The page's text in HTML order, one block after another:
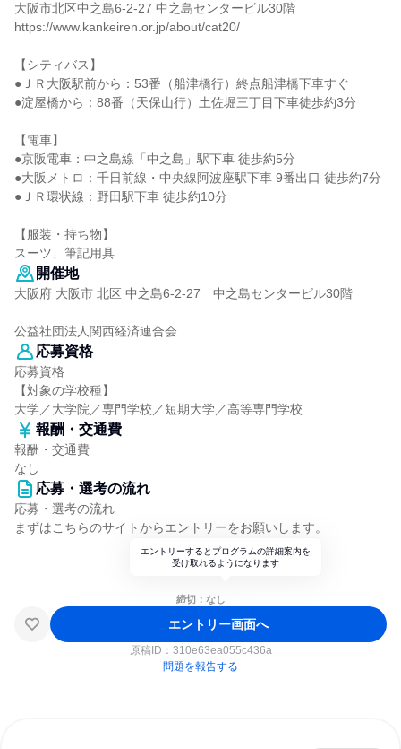
大阪市北区中之島6-2-27 中之島センタービル30階
https://www.kankeiren.or.jp/about/cat20/
【シティバス】
●ＪＲ大阪駅前から：53番（船津橋行）終点船津橋下車すぐ
●淀屋橋から：88番（天保山行）土佐堀三丁目下車徒歩約3分
【電車】
●京阪電車：中之島線「中之島」駅下車 徒歩約5分
●大阪メトロ：千日前線・中央線阿波座駅下車 9番出口 徒歩約7分
●ＪＲ環状線：野田駅下車 徒歩約10分
【服装・持ち物】
スーツ、筆記用具
開催地
大阪府 大阪市 北区 中之島6-2-27 中之島センタービル30階
公益社団法人関西経済連合会
応募資格
応募資格
【対象の学校種】
大学／大学院／専門学校／短期大学／高等専門学校
報酬・交通費
報酬・交通費
なし
応募・選考の流れ
応募・選考の流れ
まずはこちらのサイトからエントリーをお願いします。
エントリーするとプログラムの詳細案内を
受け取れるようになります
締切：なし
エントリー画面へ
原稿ID： 310e63ea055c436a
問題を報告する